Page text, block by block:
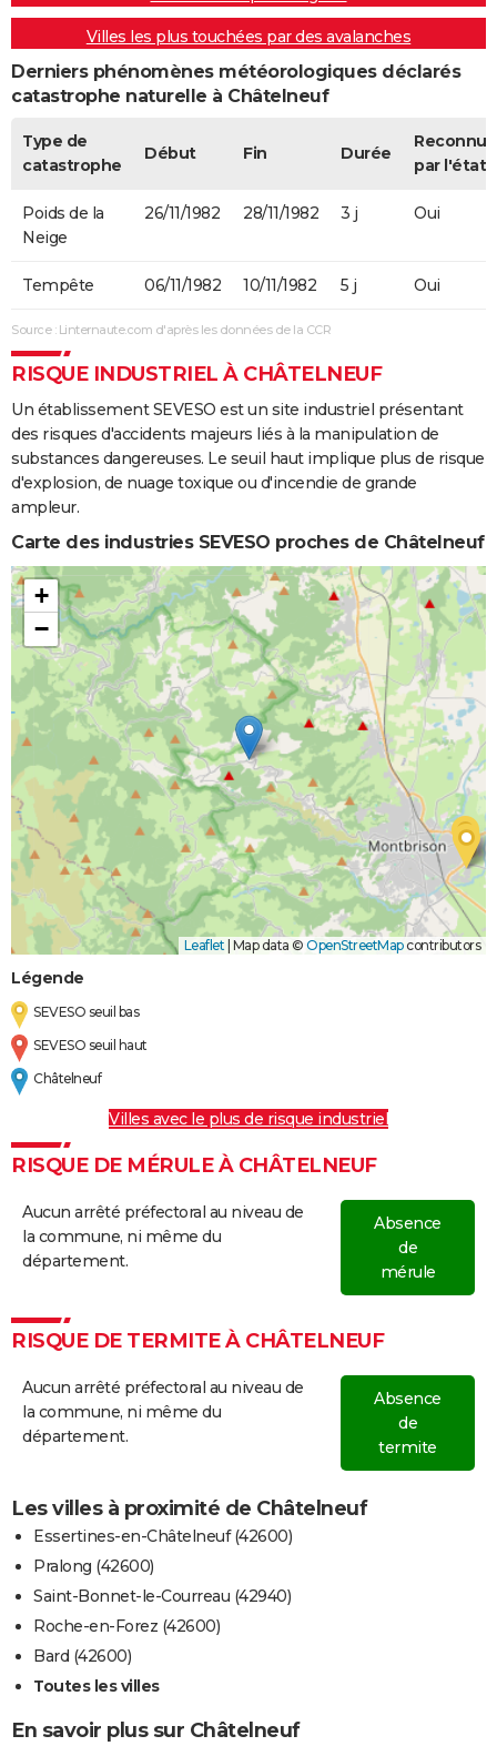
Villes les plus touchées par des avalanches
Derniers phénomènes météorologiques déclarés
catastrophe naturelle à Châtelneuf
Type de
catastrophe
Début Fin Durée
Reconnue
par l'état
Poids de la
Neige
26/11/1982 28/11/1982 3 j Oui
Tempête 06/11/1982 10/11/1982 5 j Oui
Source : Linternaute.com d'après les données de la CCR
RISQUE INDUSTRIEL À CHÂTELNEUF
Un établissement SEVESO est un site industriel présentant
des risques d'accidents majeurs liés à la manipulation de
substances dangereuses. Le seuil haut implique plus de risque
d'explosion, de nuage toxique ou d'incendie de grande
ampleur.
Carte des industries SEVESO proches de Châtelneuf
+
−
Leaflet Map data © OpenStreetMapcontributors
Légende
SEVESO seuil bas
SEVESO seuil haut
Châtelneuf
Villes avec le plus de risque industriel
RISQUE DE MÉRULE À CHÂTELNEUF
Aucun arrêté préfectoral au niveau de
la commune, ni même du
département.
Absence
de
mérule
RISQUE DE TERMITE À CHÂTELNEUF
Aucun arrêté préfectoral au niveau de
la commune, ni même du
département.
Absence
de
termite
Les villes à proximité de Châtelneuf
Essertines-en-Châtelneuf (42600)
Pralong (42600)
Saint-Bonnet-le-Courreau (42940)
Roche-en-Forez (42600)
Bard (42600)
Toutes les villes
En savoir plus sur Châtelneuf